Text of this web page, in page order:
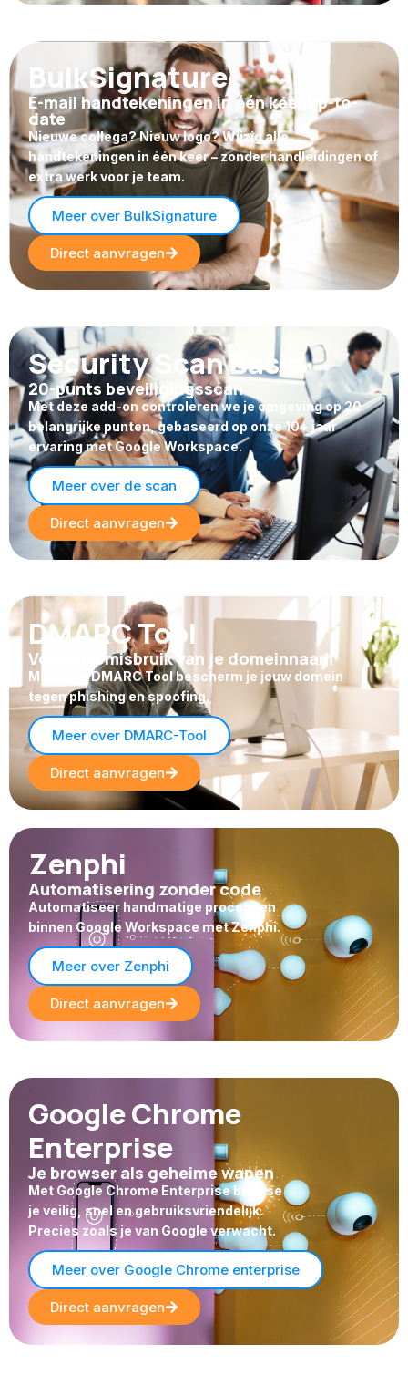
BulkSignature
E-mail handtekeningen in één keer up-to-
date
Nieuwe collega? Nieuw logo? Wijzig alle
handtekeningen in één keer – zonder handleidingen of
extra werk voor je team.
Meer over BulkSignature
Direct aanvragen
Security Scan Basic
20-punts beveiligingsscan
Met deze add-on controleren we je omgeving op 20
belangrijke punten, gebaseerd op onze 10+ jaar
ervaring met Google Workspace.
Meer over de scan
Direct aanvragen
DMARC Tool
Voorkom misbruik van je domeinnaam
Met onze DMARC Tool bescherm je jouw domein
tegen phishing en spoofing.
Meer over DMARC-Tool
Direct aanvragen
Zenphi
Automatisering zonder code
Automatiseer handmatige processen
binnen Google Workspace met Zenphi.
Meer over Zenphi
Direct aanvragen
Google Chrome
Enterprise
Je browser als geheime wapen
Met Google Chrome Enterprise browse
je veilig, snel en gebruiksvriendelijk.
Precies zoals je van Google verwacht.
Meer over Google Chrome enterprise
Direct aanvragen